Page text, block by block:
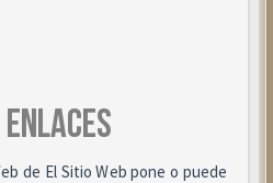
de El Sitio Web pone o puede